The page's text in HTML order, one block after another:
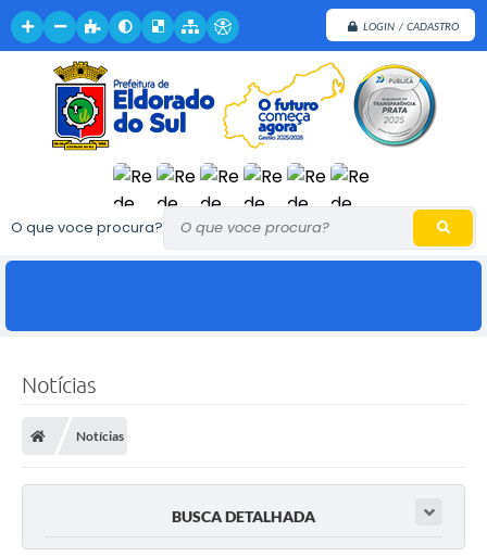
LOGIN / CADASTRO
O que voce procura?
Notícias
Notícias
BUSCA DETALHADA